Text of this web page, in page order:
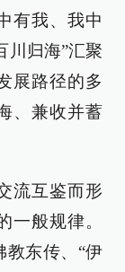
有我、我中
川归海”汇聚
展路径的多
、兼收并蓄
流互鉴而形
一般规律。
教东传、“伊